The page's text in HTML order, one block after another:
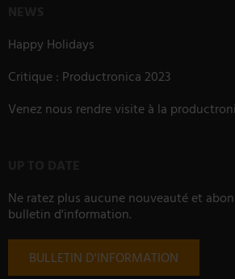
Happy Holidays
Critique : Productronica 2023
Venez nous rendre visite à la
Ne ratez plus aucune nouveauté et
bulletin d'information.
BULLETIN D'INFORMATION